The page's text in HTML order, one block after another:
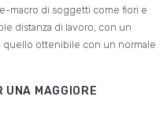
macro di soggetti come fiori e
distanza di lavoro, con un
quello ottenibile con un normale
MAGGIORE